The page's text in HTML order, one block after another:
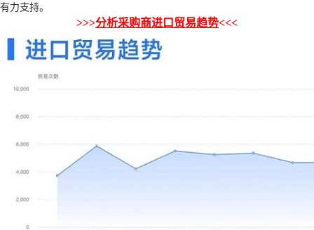
有力支持。
>>>分析采购商进口贸易趋势<<<